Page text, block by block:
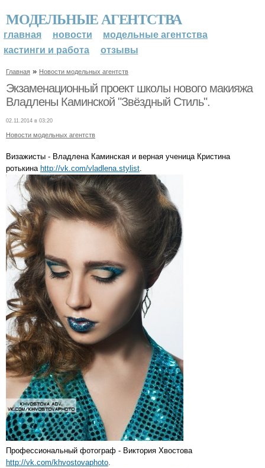
МОДЕЛЬНЫЕ АГЕНТСТВА
главная новости
модельные агентства
кастинги и работа
отзывы
Главная » Новости модельных агентств
Экзаменационный проект школы нового макияжа
Владлены Каминской "Звёздный Стиль".
02.11.2014 в 03:20
Новости модельных агентств
Визажисты - Владлена Каминская и верная ученица Кристина
ротькина http://vk.com/vladlena.stylist
Профессиональный фотограф - Виктория Хвостова
http://vk.com/khvostovaphoto.